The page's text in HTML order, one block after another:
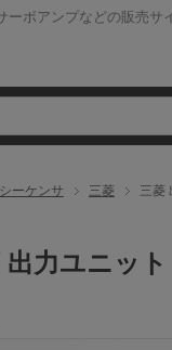
ボアンプなどの販売サ
シーケンサ 三菱 三菱
出力ユニッ